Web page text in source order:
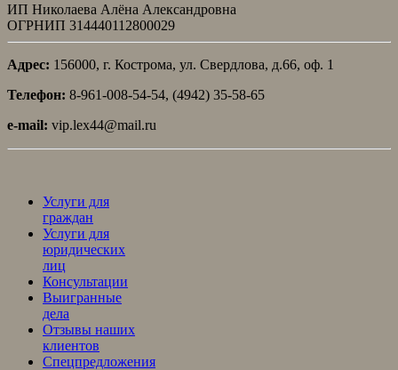
ИП Николаева Алёна Александровна
ОГРНИП 314440112800029
Адрес: 156000, г. Кострома, ул. Свердлова, д.66, оф. 1
Телефон: 8-961-008-54-54, (4942) 35-58-65
e-mail: vip.lex44@mail.ru
Услуги для
граждан
Услуги для
юридических
лиц
Консультации
Выигранные
дела
Отзывы наших
клиентов
Спецпредложения